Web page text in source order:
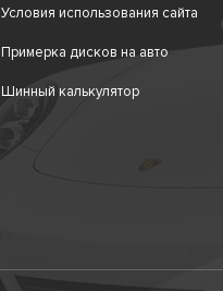
Условия использования сайта
Примерка дисков на авто
Шинный калькулятор